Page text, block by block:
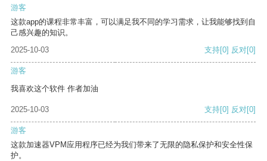
游客
这款app的课程非常丰富，可以满足我不同的学习需求，让我能够找到自
己感兴趣的知识。
2025-10-03
支持[0] 反对[0]
游客
我喜欢这个软件 作者加油
2025-10-03 支持[0] 反对[0]
游客
这款加速器VPM应用程序已经为我们带来了无限的隐私保护和安全性保
护。